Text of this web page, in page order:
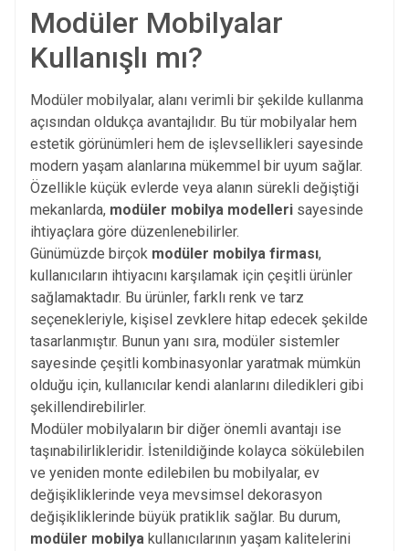
Modüler Mobilyalar
Kullanışlı mı?
Modüler mobilyalar, alanı verimli bir şekilde kullanma
açısından oldukça avantajlıdır. Bu tür mobilyalar hem
estetik görünümleri hem de işlevsellikleri sayesinde
modern yaşam alanlarına mükemmel bir uyum sağlar.
Özellikle küçük evlerde veya alanın sürekli değiştiği
mekanlarda, modüler mobilya modelleri sayesinde
ihtiyaçlara göre düzenlenebilirler.
Günümüzde birçok modüler mobilya firması,
kullanıcıların ihtiyacını karşılamak için çeşitli ürünler
sağlamaktadır. Bu ürünler, farklı renk ve tarz
seçenekleriyle, kişisel zevklere hitap edecek şekilde
tasarlanmıştır. Bunun yanı sıra, modüler sistemler
sayesinde çeşitli kombinasyonlar yaratmak mümkün
olduğu için, kullanıcılar kendi alanlarını diledikleri gibi
şekillendirebilirler.
Modüler mobilyaların bir diğer önemli avantajı ise
taşınabilirlikleridir. İstenildiğinde kolayca sökülebilen
ve yeniden monte edilebilen bu mobilyalar, ev
değişikliklerinde veya mevsimsel dekorasyon
değişikliklerinde büyük pratiklik sağlar. Bu durum,
modüler mobilya kullanıcılarının yaşam kalitelerini